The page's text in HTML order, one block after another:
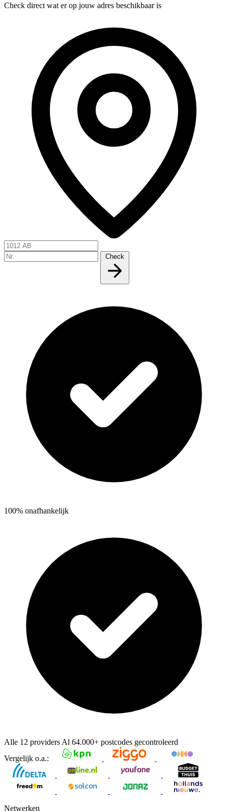
Check direct wat er op jouw adres beschikbaar is
Check
100% onafhankelijk
Alle 12 providers Al 64.000+ postcodes gecontroleerd
Vergelijk o.a.:
Netwerken